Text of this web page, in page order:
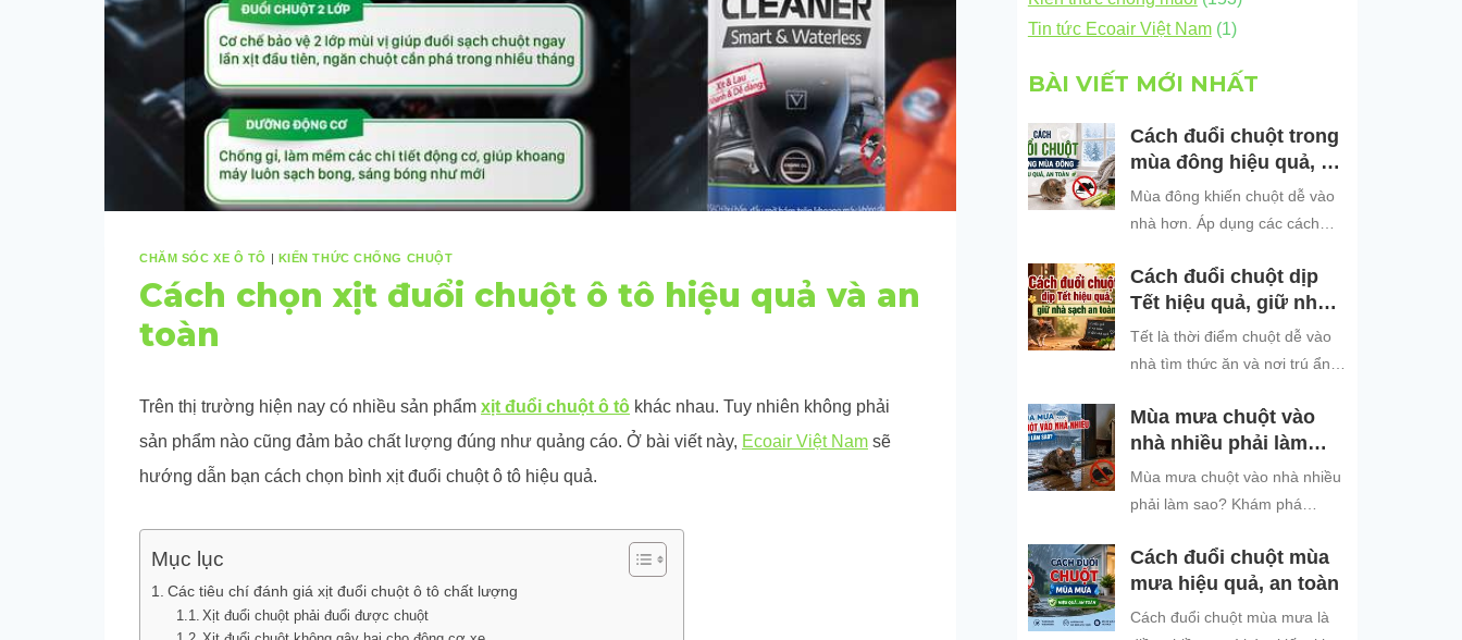
CHĂM SÓC XE Ô TÔ KIẾN THỨC CHỐNG CHUỘT
Cách chọn xịt đuổi chuột ô tô hiệu quả và an
toàn
Trên thị trường hiện nay có nhiều sản phẩm xịt đuổi chuột ô tô khác nhau. Tuy nhiên không phải
sản phẩm nào cũng đảm bảo chất lượng đúng như quảng cáo. Ở bài viết này, Ecoair Việt Nam sẽ
hướng dẫn bạn cách chọn bình xịt đuổi chuột ô tô hiệu quả.
Mục lục
Các tiêu chí đánh giá xịt đuổi chuột ô tô chất lượng
Xịt đuổi chuột phải đuổi được chuột
Tin tức Ecoair Việt Nam(1)
BÀI VIẾT MỚI NHẤT
Cách đuổi chuột trong
mùa đông hiệu quả, an
toàn
Mùa đông khiến chuột dễ vào
nhà hơn. Áp dụng các cách
để bảo vệ không gian sống
sạch sẽ.
Cách đuổi chuột dịp
Tết hiệu quả, giữ nhà
sạch an toàn
Tết là thời điểm chuột dễ vào
nhà tìm thức ăn và nơi trú ẩn.
chuột dịp Tết hiệu quả, an toàn
và dễ áp dụng để giữ không
gian sống sạch sẽ, bảo vệ gia
đình và đón năm mới an tâm.
Mùa mưa chuột vào
nhà nhiều phải làm
sao?
Mùa mưa chuột vào nhà nhiều
phải làm sao? Khám phá
ẩn khi trời mưa và các cách
đuổi chuột, ngăn chuột xâm
nhập hiệu quả, an toàn, giúp
Cách đuổi chuột mùa
mưa hiệu quả, an toàn
Cách đuổi chuột mùa mưa là